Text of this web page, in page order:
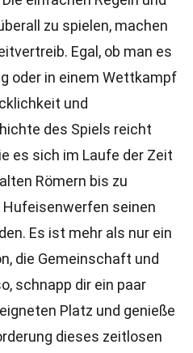
zu spielen, machen
Egal, ob man es
oder in einem Wettkampf
und
des Spiels reicht
es sich im Laufe der Zeit
Römern bis zu
seinen
Es ist mehr als nur ein
die Gemeinschaft und
schnapp dir ein paar
Platz und genieße
dieses zeitlosen